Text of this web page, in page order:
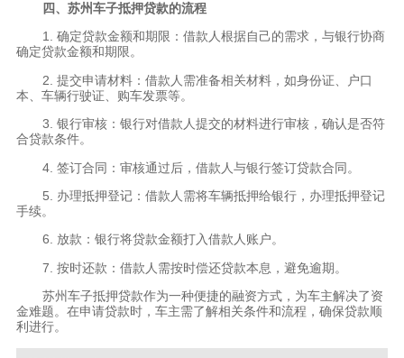
四、苏州车子抵押贷款的流程
1. 确定贷款金额和期限：借款人根据自己的需求，与银行协商
确定贷款金额和期限。
2. 提交申请材料：借款人需准备相关材料，如身份证、户口
本、车辆行驶证、购车发票等。
3. 银行审核：银行对借款人提交的材料进行审核，确认是否符
合贷款条件。
4. 签订合同：审核通过后，借款人与银行签订贷款合同。
5. 办理抵押登记：借款人需将车辆抵押给银行，办理抵押登记
手续。
6. 放款：银行将贷款金额打入借款人账户。
7. 按时还款：借款人需按时偿还贷款本息，避免逾期。
苏州车子抵押贷款作为一种便捷的融资方式，为车主解决了资
金难题。在申请贷款时，车主需了解相关条件和流程，确保贷款顺
利进行。